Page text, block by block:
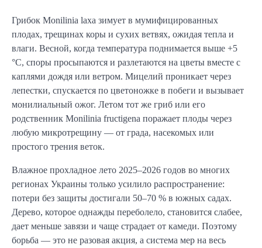
Грибок Monilinia laxa зимует в мумифицированных
плодах, трещинах коры и сухих ветвях, ожидая тепла и
влаги. Весной, когда температура поднимается выше +5
°C, споры просыпаются и разлетаются на цветы вместе с
каплями дождя или ветром. Мицелий проникает через
лепестки, спускается по цветоножке в побеги и вызывает
монилиальный ожог. Летом тот же гриб или его
родственник Monilinia fructigena поражает плоды через
любую микротрещину — от града, насекомых или
простого трения веток.
Влажное прохладное лето 2025–2026 годов во многих
регионах Украины только усилило распространение:
потери без защиты достигали 50–70 % в южных садах.
Дерево, которое однажды переболело, становится слабее,
дает меньше завязи и чаще страдает от камеди. Поэтому
борьба — это не разовая акция, а система мер на весь